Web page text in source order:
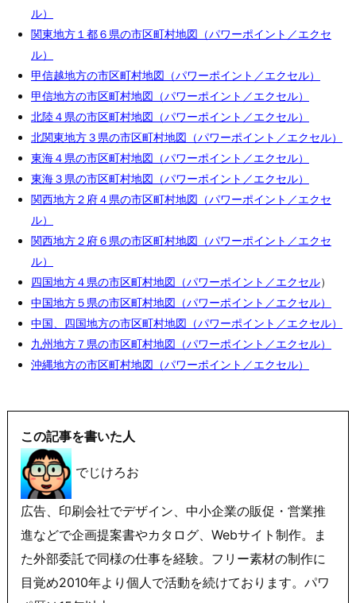
ル）
関東地方１都６県の市区町村地図（パワーポイント／エクセ
ル）
甲信越地方の市区町村地図（パワーポイント／エクセル）
甲信地方の市区町村地図（パワーポイント／エクセル）
北陸４県の市区町村地図（パワーポイント／エクセル）
北関東地方３県の市区町村地図（パワーポイント／エクセル）
東海４県の市区町村地図（パワーポイント／エクセル）
東海３県の市区町村地図（パワーポイント／エクセル）
関西地方２府４県の市区町村地図（パワーポイント／エクセ
ル）
関西地方２府６県の市区町村地図（パワーポイント／エクセ
ル）
四国地方４県の市区町村地図（パワーポイント／エクセル）
中国地方５県の市区町村地図（パワーポイント／エクセル）
中国、四国地方の市区町村地図（パワーポイント／エクセル）
九州地方７県の市区町村地図（パワーポイント／エクセル）
沖縄地方の市区町村地図（パワーポイント／エクセル）
この記事を書いた人
でじけろお
広告、印刷会社でデザイン、中小企業の販促・営業推
進などで企画提案書やカタログ、Webサイト制作。ま
た外部委託で同様の仕事を経験。フリー素材の制作に
目覚め2010年より個人で活動を続けております。パワ